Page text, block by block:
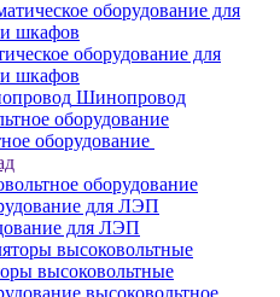
оборудование для
шкафов
Шинопровод
оборудование
оборудование
для ЛЭП
высоковольтные